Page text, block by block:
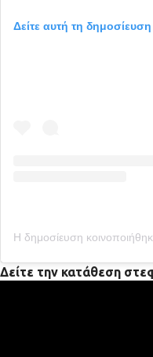
Δείτε αυτή τη
Δείτε την κατάθεση